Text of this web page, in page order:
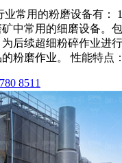
业常用的粉磨设备有：
中常用的细磨设备。
后续超细粉碎作业进
粉磨作业。 性能特点：
8511